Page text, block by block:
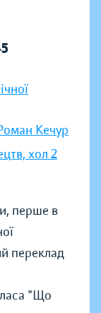
Кечур
хол 2
перше в
переклад
"Що